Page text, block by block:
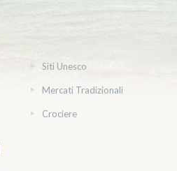
Siti Unesco
Mercati Tradizionali
Crociere